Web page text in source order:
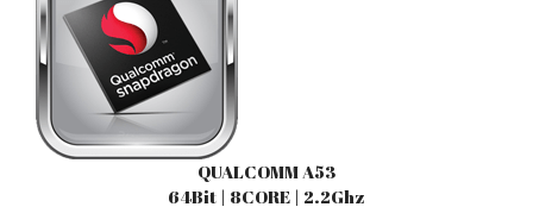
2008-
2015
ποσότητα
QUALCOMM A53
64Bit | 8CORE | 2.2Ghz